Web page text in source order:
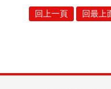
回上一頁 回最上